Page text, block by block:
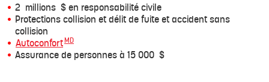
2 millions $ en responsabilité civile
Protections collision et délit de fuite et accident sans
collision
AutoconfortMD
Assurance de personnes à 15 000 $